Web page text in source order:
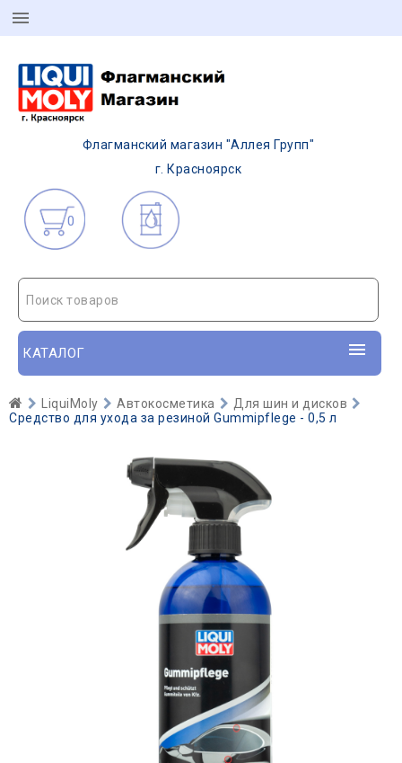
Флагманский магазин "Аллея Групп"
г. Красноярск
0
Поиск товаров
КАТАЛОГ
LiquiMoly Автокосметика
Для шин и дисков
Средство для ухода за резиной Gummipflege - 0,5 л